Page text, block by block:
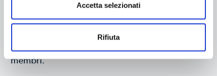
Accetta selezionati
Rifiuta
costituisce un importante riferimento
interpretativo, mira a facilitare l’attuazione
armonizzata del Regolamento tra gli operatori
economici e le autorità competenti degli Stati
membri.